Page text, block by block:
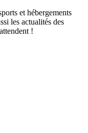
et hébergements
les actualités des
!